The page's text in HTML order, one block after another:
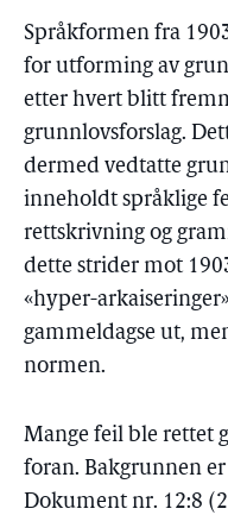
Språkformen fra
for utforming av
etter hvert blitt
grunnlovsforslag.
dermed vedtatte
inneholdt språklige
rettskrivning og
dette strider mot
«hyper-
gammeldagse ut,
normen.
Mange feil ble rettet
foran. Bakgrunnen
Dokument nr. 12:8